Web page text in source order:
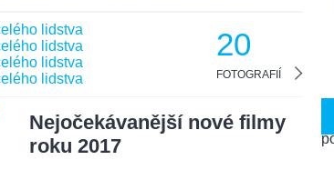
20
FOTOGRAFIÍ
Nejočekávanější nové filmy
roku 2017